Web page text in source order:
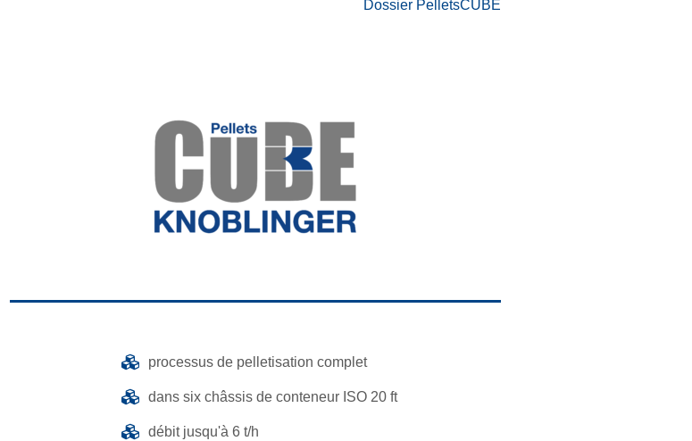
Dossier PelletsCUBE
processus de pelletisation complet
dans six châssis de conteneur ISO 20 ft
débit jusqu'à 6 t/h